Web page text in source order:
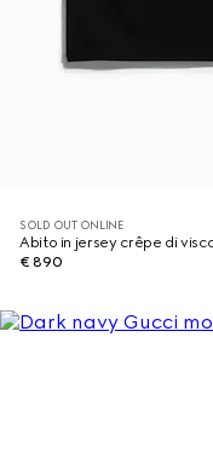
SOLD OUT ONLINE
Abito in jersey crêpe di
€ 890